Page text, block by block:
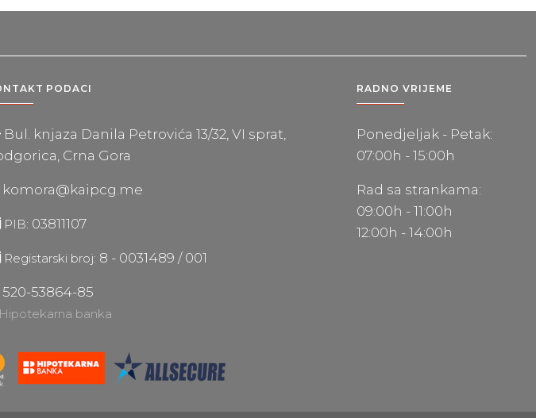
PODACI
Bul. knjaza Danila Petrovića 13/32, VI sprat,
Crna Gora
komora@kaipcg.me
PIB: 03811107
Registarski broj: 8 - 0031489 / 001
520-53864-85
Hipotekarna banka
RADNO VRIJEME
Ponedjeljak - Petak:
07:00h - 15:00h
Rad sa strankama:
09:00h - 11:00h
12:00h - 14:00h